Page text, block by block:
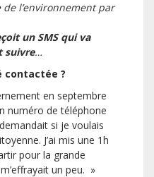
l’environnement par
un SMS qui va
suivre…
contactée ?
en septembre
numéro de téléphone
si je voulais
J’ai mis une 1h
pour la grande
un peu. »